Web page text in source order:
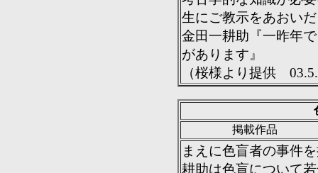
生にご教示をあおい
金田一耕助『一昨年
があります』
（桜様より提供
掲載作品
まえに色盲者の事件
耕助は色盲について